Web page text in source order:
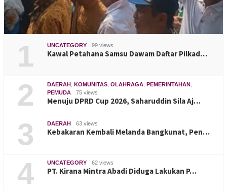
1 UNCATEGORY 99 views
Kawal Petahana Samsu Dawam Daftar Pilkad…
2 DAERAH KOMUNITAS OLAHRAGA PEMERINTAHAN
PEMUDA
75 views
Menuju DPRD Cup 2026, Saharuddin Sila Aj…
3 DAERAH 63 views
Kebakaran Kembali Melanda Bangkunat, Pen…
4 UNCATEGORY 62 views
PT. Kirana Mintra Abadi Diduga Lakukan P…